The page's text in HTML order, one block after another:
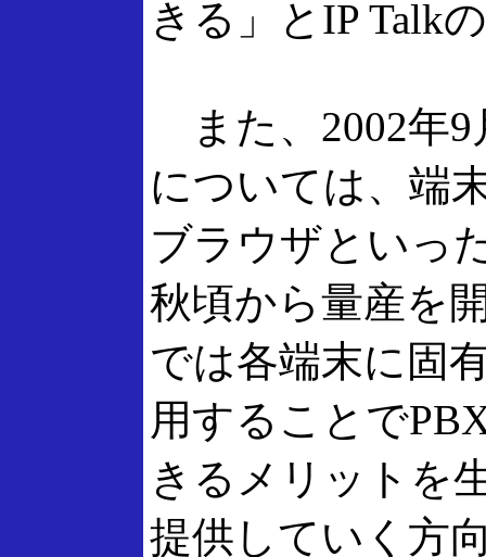
きる」とIP Talk
また、2002年9
については、端
ブラウザといっ
秋頃から量産を
では各端末に固
用することで
きるメリットを
提供していく方